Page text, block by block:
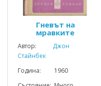
Гневът на
мравките
Автор:
Джон
Стайнбек
Година: 1960